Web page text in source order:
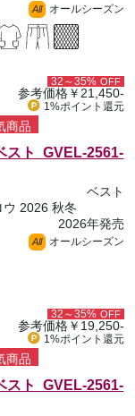
All オールシーズン
32～35% OFF
参考価格￥21,450-
1%ポイント 還元
商品
スト GVEL-2561-
ベスト
ウ 2026 秋冬
2026年発売
All オールシーズン
32～35% OFF
参考価格￥19,250-
1%ポイント 還元
商品
スト GVEL-2561-